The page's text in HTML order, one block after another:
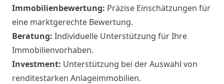
Immobilienbewertung: Präzise Einschätzungen für
eine marktgerechte Bewertung.
Beratung: Individuelle Unterstützung für Ihre
Immobilienvorhaben.
Investment: Unterstützung bei der Auswahl von
renditestarken Anlageimmobilien.